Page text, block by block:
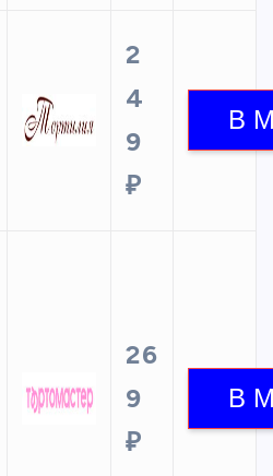
2
4
9
₽
26
9
₽